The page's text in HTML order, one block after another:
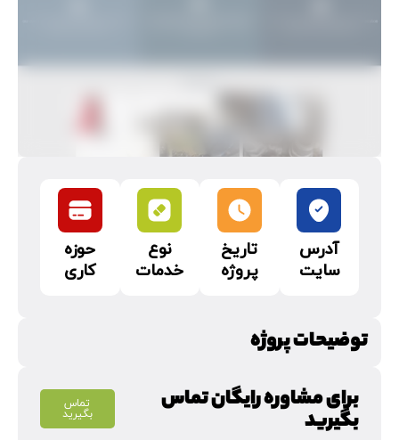
آدرس
سایت
تاریخ
پروژه
نوع
خدمات
حوزه
کاری
توضیحات پروژه
برای مشاوره رایگان تماس
بگیرید
تماس
بگیرید